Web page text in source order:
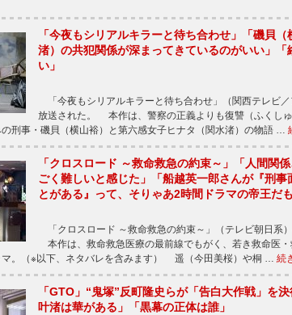
「今夜もシリアルキラーと待ち合わせ」「磯貝
渚）の共犯関係が深まってきているのがいい」「
い」
「今夜もシリアルキラーと待ち合わせ」（関西テレビ
放送された。 本作は、警察の正義よりも復讐（ふくし
刑事・磯貝（横山裕）と第六感女子ヒナタ（関水渚）の物語 …
「クロスロード ～救命救急の約束～」「人間関
ごく難しいと感じた」「船越英一郎さんが『刑事
とがある』って、そりゃあ2時間ドラマの帝王だも
「クロスロード ～救命救急の約束～」（テレビ朝日系
本作は、救命救急医療の最前線でもがく、若き救命医
マ。（※以下、ネタバレを含みます） 遥（今田美桜）や桐 … 続
「GTO」“鬼塚”反町隆史らが「告白大作戦」を
叶渚は華がある」「黒幕の正体は誰」